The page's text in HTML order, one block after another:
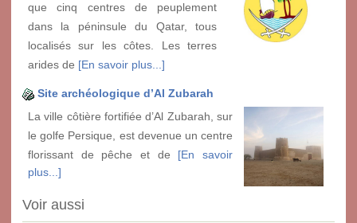
que cinq centres de peuplement
dans la péninsule du Qatar, tous
localisés sur les côtes. Les terres
arides de [En savoir plus...]
Site archéologique d’Al Zubarah
La ville côtière fortifiée d’Al Zubarah, sur
le golfe Persique, est devenue un centre
florissant de pêche et de [En savoir
plus...]
Voir aussi